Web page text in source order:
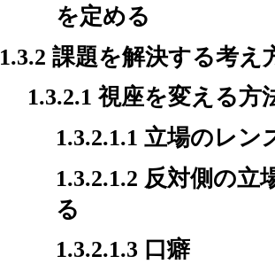
を定める
1.3.2 課題を解決する考え
1.3.2.1 視座を変える方
1.3.2.1.1 立場のレ
1.3.2.1.2 反対側の
る
1.3.2.1.3 口癖